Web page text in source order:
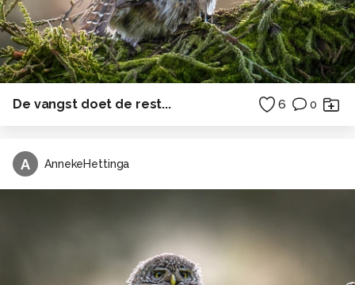
De vangst doet de rest... 6 0
A AnnekeHettinga